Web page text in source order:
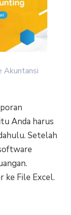
Akuntansi
Anda harus
Setelah
ke File Excel.